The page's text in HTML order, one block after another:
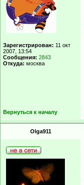
Зарегистрирован: 11 окт
2007, 13:54
Сообщения: 2843
Откуда: москва
Вернуться к началу
Olga911